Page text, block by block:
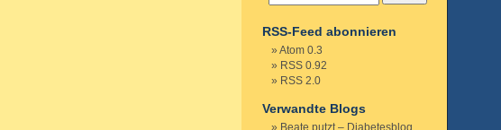
RSS-Feed abonnieren
Atom 0.3
RSS 0.92
RSS 2.0
Verwandte Blogs
Beate putzt – Diabetesblog